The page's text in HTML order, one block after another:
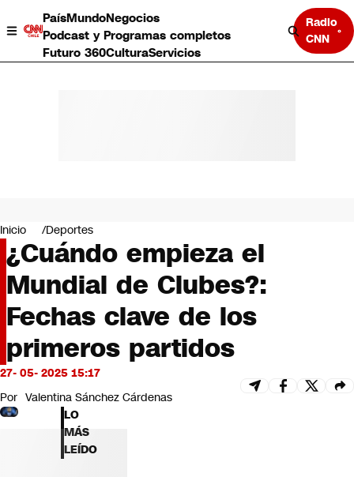
PaísMundoNegocios
Podcast y Programas completos
Futuro 360CulturaServicios
Radio
CNN
Negocios
Deportes
Programas completos
Cultura
Servicios
Bits
CNN tiempo
Futuro 360
Inicio Deportes
¿Cuándo empieza el
Mundial de Clubes?:
Fechas clave de los
primeros partidos
27- 05- 2025 15:17
Por Valentina Sánchez Cárdenas
LO
MÁS
LEÍDO